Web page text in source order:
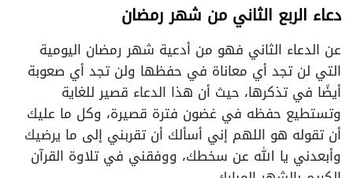
دعاء الربع الثاني من شهر رمضان
عن الدعاء الثاني فهو من أدعية شهر رمضان اليومية
التي لن تجد أي معاناة في حفظها ولن تجد أي صعوبة
أيضًا في تذكرها، حيث أن هذا الدعاء قصير للغاية
وتستطيع حفظه في غضون فترة قصيرة، وكل ما عليك
أن تقوله هو اللهم إني أسألك أن تقربني إلى ما يرضيك
وأبعدني يا الله عن سخطك، ووفقني في تلاوة القرآن